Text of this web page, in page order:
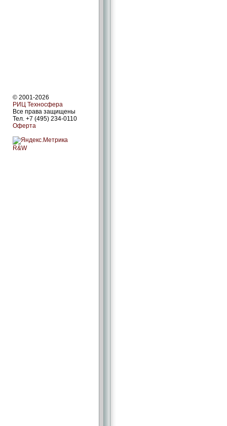
© 2001-2026
РИЦ Техносфера
Все права защищены
Тел. +7 (495) 234-0110
Оферта
R&W